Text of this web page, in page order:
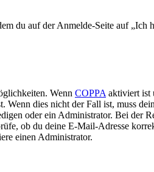
du auf der Anmelde-Seite auf „Ich
Wenn COPPA aktiviert ist
Wenn dies nicht der Fall ist, muss
oder ein Administrator. Bei der
ob du deine E-Mail-Adresse
einen Administrator.